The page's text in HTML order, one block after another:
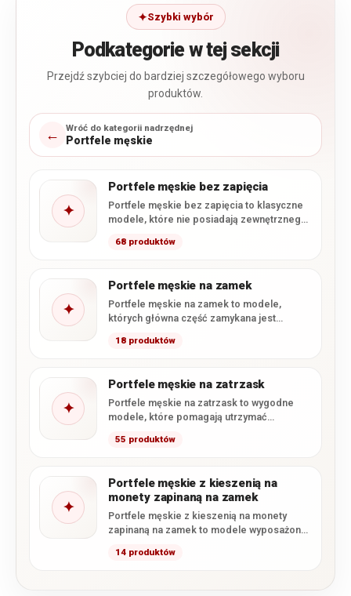
Szybki wybór
Podkategorie w tej sekcji
Przejdź szybciej do bardziej szczegółowego wyboru
produktów.
← Wróć do kategorii nadrzędnej
Portfele męskie
✦
Portfele męskie bez zapięcia
Portfele męskie bez zapięcia to klasyczne
modele, które nie posiadają zewnętrznego
główną…
68 produktów
✦
Portfele męskie na zamek
Portfele męskie na zamek to modele,
których główna część zamykana jest
skutecznie…
18 produktów
✦
Portfele męskie na zatrzask
Portfele męskie na zatrzask to wygodne
modele, które pomagają utrzymać
55 produktów
✦
Portfele męskie z kieszenią na
monety zapinaną na zamek
Portfele męskie z kieszenią na monety
zapinaną na zamek to modele wyposażone
14 produktów